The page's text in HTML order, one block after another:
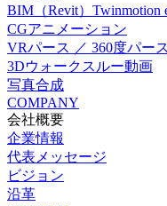
BIM（Revit）Twinmotion
CGアニメーション
VRパース ／ 360度パース
3Dウォークスルー動画
写真合成
COMPANY
会社概要
企業情報
代表メッセージ
ビジョン
沿革